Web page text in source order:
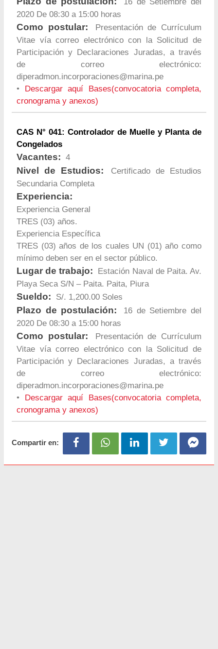
2020 De 08:30 a 15:00 horas
Como postular:
Presentación de Currículum
Vitae vía correo electrónico con la Solicitud de
Participación y Declaraciones Juradas, a través
de correo electrónico:
diperadmon.incorporaciones@marina.pe
•
Descargar aquí Bases(convocatoria completa,
cronograma y anexos)
CAS N° 041: Controlador de Muelle y Planta de
Congelados
Vacantes: 4
Nivel de Estudios:
Certificado de Estudios
Secundaria Completa
Experiencia:
Experiencia General
TRES (03) años.
Experiencia Específica
TRES (03) años de los cuales UN (01) año como
mínimo deben ser en el sector público.
Lugar de trabajo:
Estación Naval de Paita. Av.
Playa Seca S/N – Paita. Paita, Piura
Sueldo: S/. 1,200.00 Soles
Plazo de postulación:
16 de Setiembre del
2020 De 08:30 a 15:00 horas
Como postular:
Presentación de Currículum
Vitae vía correo electrónico con la Solicitud de
Participación y Declaraciones Juradas, a través
de correo electrónico:
diperadmon.incorporaciones@marina.pe
•
Descargar aquí Bases(convocatoria completa,
cronograma y anexos)
Compartir en: